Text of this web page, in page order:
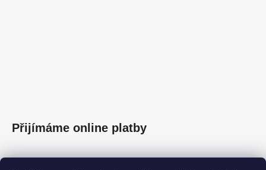
Přijímáme online platby